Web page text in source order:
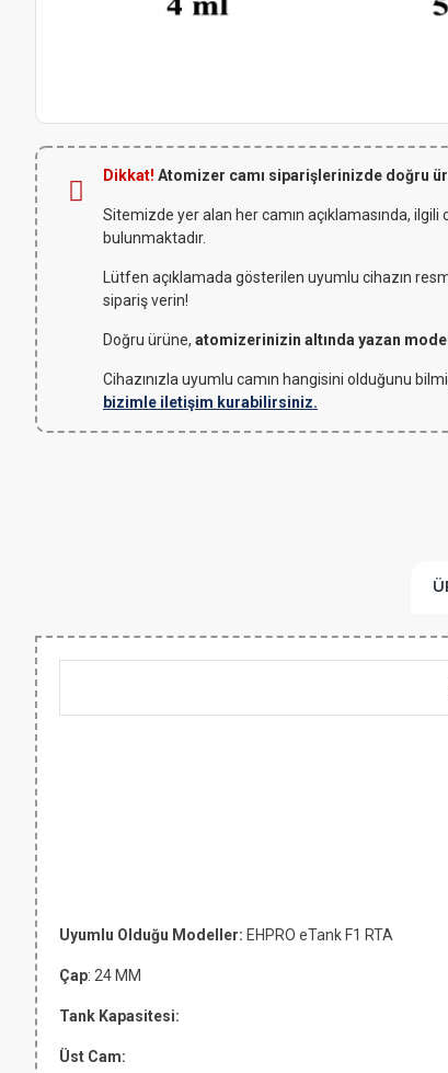
Dikkat! Atomizer camı siparişlerinizde doğru
Sitemizde yer alan her camın açıklamasında, ilgili
bulunmaktadır.
Lütfen açıklamada gösterilen uyumlu cihazın
sipariş verin!
Doğru ürüne, atomizerinizin altında yazan
Cihazınızla uyumlu camın hangisini olduğunu
bizimle iletişim kurabilirsiniz.
Uyumlu Olduğu Modeller: EHPRO eTank F1 RTA
Çap: 24 MM
Tank Kapasitesi:
Üst Cam: